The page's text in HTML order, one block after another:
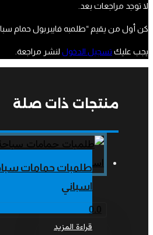
لا توجد مراجعات بعد.
كن أول من يقيم “طلمبه فايبربول حمام
يجب عليك تسجيل الدخول لنشر مراجعة.
منتجات ذات صلة
طلمبات حمامات
اسباني
0.0
قراءة المزيد